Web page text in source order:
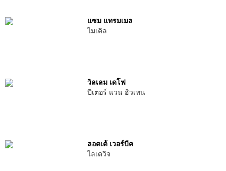
แซม แทรมเมล
ไมเคิล
วิลเลม เดโฟ
ปีเตอร์ แวน ฮิวเทน
ลอตเต้ เวอร์บีค
ไลเดวิจ